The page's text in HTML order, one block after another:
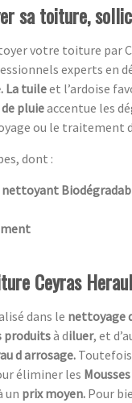
sa toiture,
votre toiture par
experts en
La tuileet l’ardoise
pluieaccentue les
ou le traitement
dont :
Ceyras
dans le nettoyage
produitsà diluer, et
d arrosage.
éliminer les
un prix moyen. Pour